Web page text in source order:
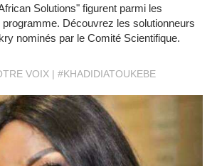
Solutions" figurent parmi les
Découvrez les solutionneurs
nominés par le Comité Scientifique.
VOIX #KHADIDIATOUKEBE